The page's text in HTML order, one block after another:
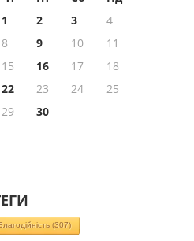
1
2 3
4
8 9 10
11
15 16 17
18
22 23 24
25
29
30
(307)